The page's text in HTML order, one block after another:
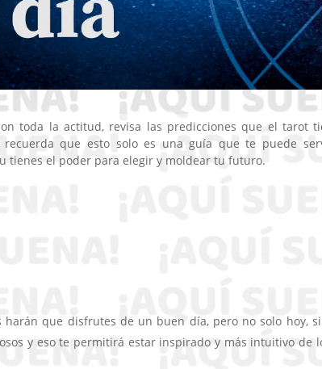
toda la actitud, revisa las predicciones que el tarot
recuerda que esto solo es una guía que te puede
tienes el poder para elegir y moldear tu futuro.
harán que disfrutes de un buen día, pero no solo hoy,
y eso te permitirá estar inspirado y más intuitivo de